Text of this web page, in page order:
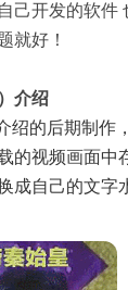
己开发的软件
就好！
介绍
的后期制作
的视频画面中
成自己的文字